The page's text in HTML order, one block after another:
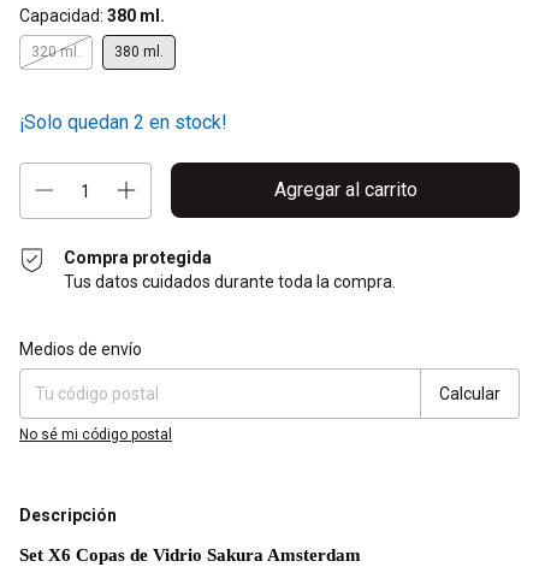
Capacidad: 380 ml.
320 ml. 380 ml.
¡Solo quedan 2 en stock!
Compra protegida
Tus datos cuidados durante toda la compra.
Entregas para el CP:
Medios de envío
Calcular
No sé mi código postal
Descripción
Set X6 Copas de Vidrio Sakura Amsterdam